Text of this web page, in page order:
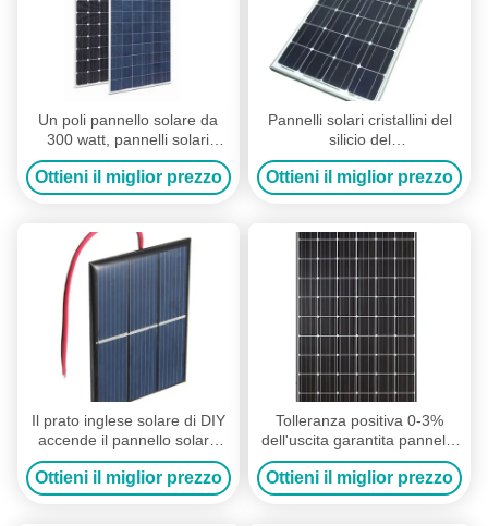
Un poli pannello solare da
300 watt, pannelli solari
residenziali della struttura
della lega di alluminio
Ottieni il miglior prezzo
Pannelli solari cristallini del
silicio del
monocristallo/pannelli solari
Camera di Gunes
Ottieni il miglior prezzo
Il prato inglese solare di DIY
accende il pannello solare
dell'epossiresina con la
piccola pompa solare
Ottieni il miglior prezzo
Tolleranza positiva 0-3%
dell'uscita garantita pannello
solare policristallino di alto
potere
Ottieni il miglior prezzo